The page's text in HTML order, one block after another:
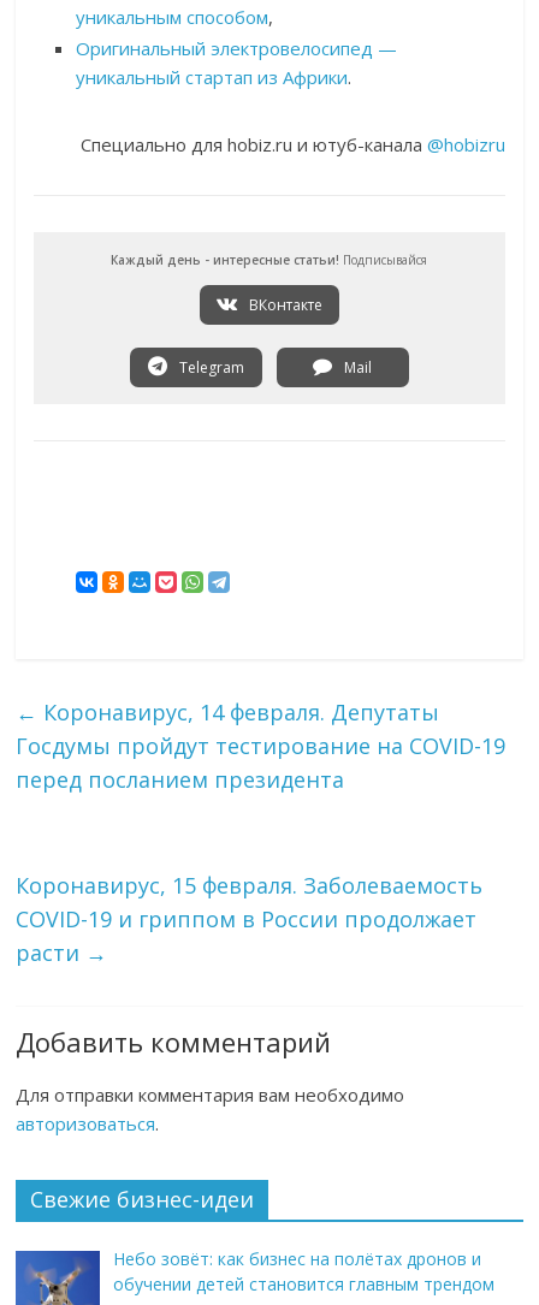
уникальным способом,
Оригинальный электровелосипед —
уникальный стартап из Африки.
Специально для hobiz.ru и ютуб-канала @hobizru
Каждый день - интересные статьи! Подписывайся
ВКонтакте
Telegram Mail
← Коронавирус, 14 февраля. Депутаты
Госдумы пройдут тестирование на COVID-19
перед посланием президента
Коронавирус, 15 февраля. Заболеваемость
COVID-19 и гриппом в России продолжает
расти →
Добавить комментарий
Для отправки комментария вам необходимо
авторизоваться.
Свежие бизнес-идеи
Небо зовёт: как бизнес на полётах дронов и
обучении детей становится главным трендом